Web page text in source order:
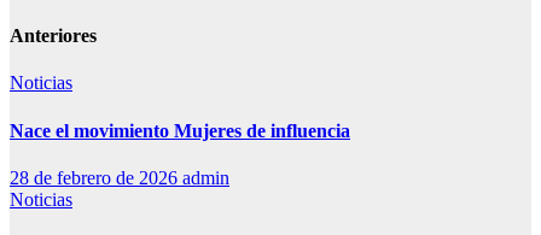
Anteriores
Noticias
Nace el movimiento Mujeres de influencia
28 de febrero de 2026 admin
Noticias